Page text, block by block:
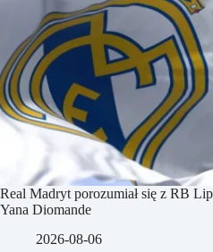
Real Madryt porozumiał się z RB
Yana Diomande
2026-08-06